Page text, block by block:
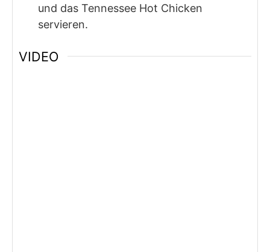
und das Tennessee Hot Chicken
servieren.
VIDEO